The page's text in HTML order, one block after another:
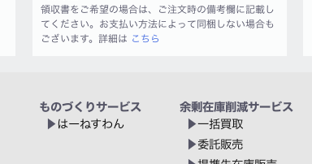
領収書をご希望の場合は、ご注文時の備考欄に記載し
てください。お支払い方法によって同梱しない場合も
ございます。詳細は こちら
ものづくりサービス
はーねすわん
余剰在庫削減サービス
一括買取
委託販売